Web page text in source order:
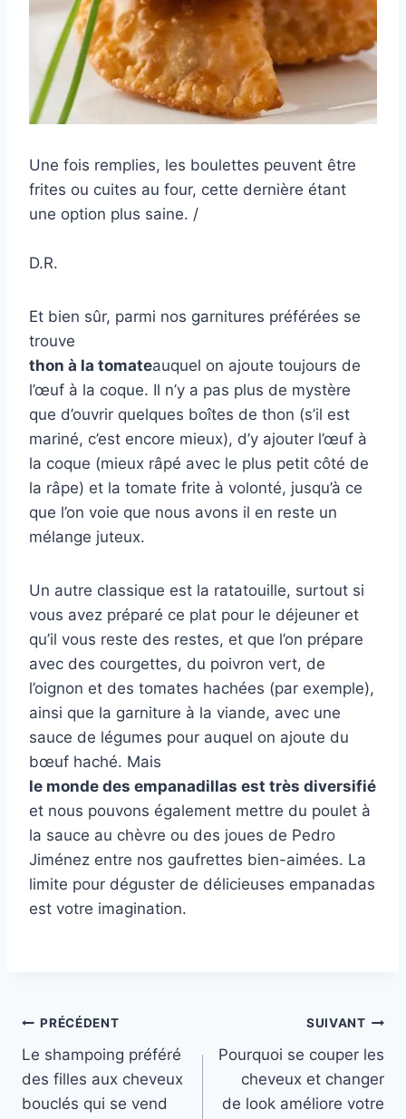
Une fois remplies, les boulettes peuvent être
frites ou cuites au four, cette dernière étant
une option plus saine. /
D.R.
Et bien sûr, parmi nos garnitures préférées se
trouve
thon à la tomateauquel on ajoute toujours de
l’œuf à la coque. Il n’y a pas plus de mystère
que d’ouvrir quelques boîtes de thon (s’il est
mariné, c’est encore mieux), d’y ajouter l’œuf à
la coque (mieux râpé avec le plus petit côté de
la râpe) et la tomate frite à volonté, jusqu’à ce
que l’on voie que nous avons il en reste un
mélange juteux.
Un autre classique est la ratatouille, surtout si
vous avez préparé ce plat pour le déjeuner et
qu’il vous reste des restes, et que l’on prépare
avec des courgettes, du poivron vert, de
l’oignon et des tomates hachées (par exemple),
ainsi que la garniture à la viande, avec une
sauce de légumes pour auquel on ajoute du
bœuf haché. Mais
le monde des empanadillas est très diversifié
et nous pouvons également mettre du poulet à
la sauce au chèvre ou des joues de Pedro
Jiménez entre nos gaufrettes bien-aimées. La
limite pour déguster de délicieuses empanadas
est votre imagination.
Navigation
de
l’article
PRÉCÉDENT
Le shampoing préféré
des filles aux cheveux
bouclés qui se vend
SUIVANT
Pourquoi se couper les
cheveux et changer
de look améliore votre